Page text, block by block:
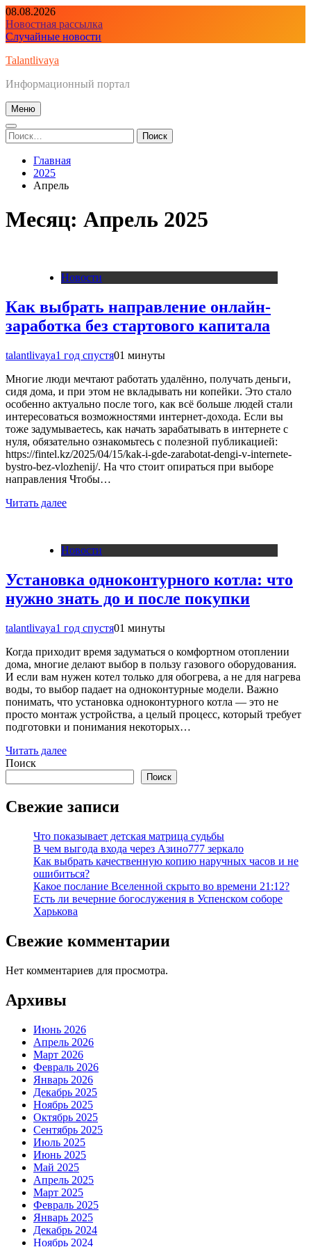
Перейти
к
содержимому
08.08.2026
Новостная рассылка
Случайные новости
Talantlivaya
Информационный портал
Меню
Найти:
Главная
2025
Апрель
Месяц: Апрель 2025
Новости
Как выбрать направление онлайн-
заработка без стартового капитала
talantlivaya1 год спустя01 минуты
Многие люди мечтают работать удалённо, получать деньги,
сидя дома, и при этом не вкладывать ни копейки. Это стало
особенно актуально после того, как всё больше людей стали
интересоваться возможностями интернет-дохода. Если вы
тоже задумываетесь, как начать зарабатывать в интернете с
нуля, обязательно ознакомьтесь с полезной публикацией:
https://fintel.kz/2025/04/15/kak-i-gde-zarabotat-dengi-v-internete-
bystro-bez-vlozhenij/. На что стоит опираться при выборе
направления Чтобы…
Читать далее
Новости
Установка одноконтурного котла: что
нужно знать до и после покупки
talantlivaya1 год спустя01 минуты
Когда приходит время задуматься о комфортном отоплении
дома, многие делают выбор в пользу газового оборудования.
И если вам нужен котел только для обогрева, а не для нагрева
воды, то выбор падает на одноконтурные модели. Важно
понимать, что установка одноконтурного котла — это не
просто монтаж устройства, а целый процесс, который требует
подготовки и понимания некоторых…
Читать далее
Поиск
Поиск
Свежие записи
Что показывает детская матрица судьбы
В чем выгода входа через Азино777 зеркало
Как выбрать качественную копию наручных часов и не
ошибиться?
Какое послание Вселенной скрыто во времени 21:12?
Есть ли вечерние богослужения в Успенском соборе
Харькова
Свежие комментарии
Нет комментариев для просмотра.
Архивы
Июнь 2026
Апрель 2026
Март 2026
Февраль 2026
Январь 2026
Декабрь 2025
Ноябрь 2025
Октябрь 2025
Сентябрь 2025
Июль 2025
Июнь 2025
Май 2025
Апрель 2025
Март 2025
Февраль 2025
Январь 2025
Декабрь 2024
Ноябрь 2024